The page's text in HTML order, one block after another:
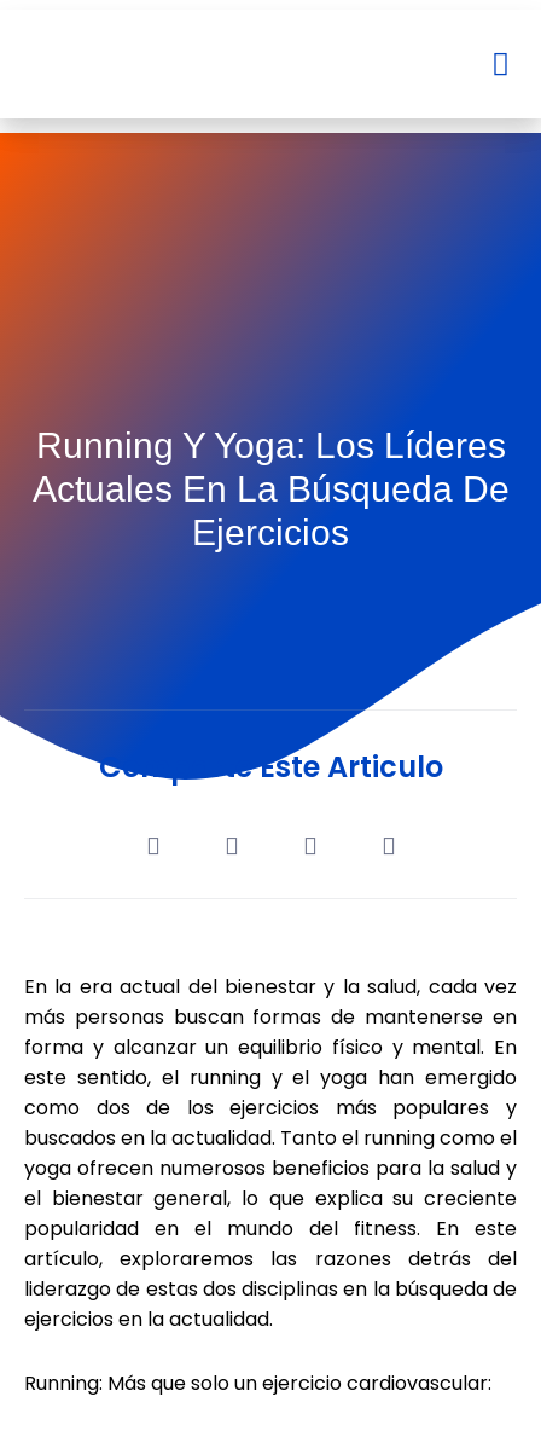
Running Y Yoga: Los Líderes
Actuales En La Búsqueda De
Ejercicios
Comparte Este Articulo
En la era actual del bienestar y la salud, cada vez
más personas buscan formas de mantenerse en
forma y alcanzar un equilibrio físico y mental. En
este sentido, el running y el yoga han emergido
como dos de los ejercicios más populares y
buscados en la actualidad. Tanto el running como el
yoga ofrecen numerosos beneficios para la salud y
el bienestar general, lo que explica su creciente
popularidad en el mundo del fitness. En este
artículo, exploraremos las razones detrás del
liderazgo de estas dos disciplinas en la búsqueda de
ejercicios en la actualidad.
Running: Más que solo un ejercicio cardiovascular: